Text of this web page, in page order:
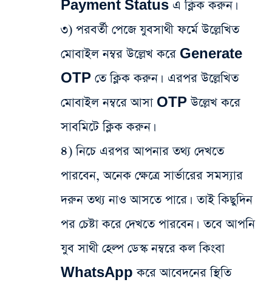
Payment Status এ ক্লিক করুন।
৩) পরবর্তী পেজে যুবসাথী ফর্মে উল্লেখিত
মোবাইল নম্বর উল্লেখ করে Generate
OTP তে ক্লিক করুন। এরপর উল্লেখিত
মোবাইল নম্বরে আসা OTP উল্লেখ করে
সাবমিটে ক্লিক করুন।
৪) নিচে এরপর আপনার তথ্য দেখতে
পারবেন, অনেক ক্ষেত্রে সার্ভারের সমস্যার
দরুন তথ্য নাও আসতে পারে। তাই কিছুদিন
পর চেষ্টা করে দেখতে পারবেন। তবে আপনি
যুব সাথী হেল্প ডেস্ক নম্বরে কল কিংবা
WhatsApp করে আবেদনের স্থিতি